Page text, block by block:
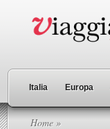
Italia Europa
Home »